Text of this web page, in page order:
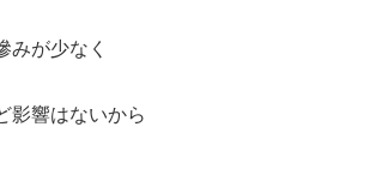
みが少なく
影響はないから